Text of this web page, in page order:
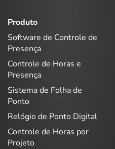
Produto
Software de Controle de
Presença
Controle de Horas e
Presença
Sistema de Folha de
Ponto
Relógio de Ponto Digital
Controle de Horas por
Projeto